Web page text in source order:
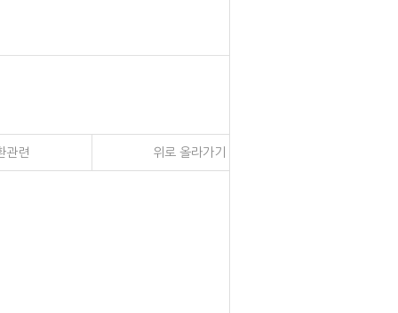
관련 위로 올라가기